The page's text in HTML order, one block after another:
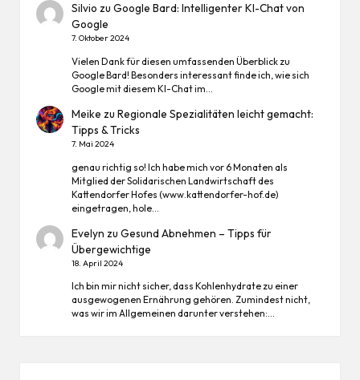
Silvio zuGoogle Bard: Intelligenter KI-Chat von
Google
7. Oktober 2024
Vielen Dank für diesen umfassenden Überblick zu
Google Bard! Besonders interessant finde ich, wie sich
Google mit diesem KI-Chat im…
Meike zuRegionale Spezialitäten leicht gemacht:
Tipps & Tricks
7. Mai 2024
genau richtig so! Ich habe mich vor 6 Monaten als
Mitglied der Solidarischen Landwirtschaft des
Kattendorfer Hofes (www.kattendorfer-hof.de)
eingetragen, hole…
Evelyn zuGesund Abnehmen – Tipps für
Übergewichtige
18. April 2024
Ich bin mir nicht sicher, dass Kohlenhydrate zu einer
ausgewogenen Ernährung gehören. Zumindest nicht,
was wir im Allgemeinen darunter verstehen:…